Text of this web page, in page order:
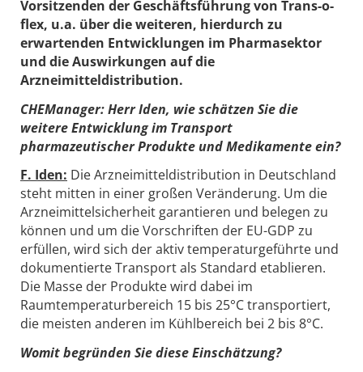
Vorsitzenden der Geschäftsführung von Trans-o-
flex, u.a. über die weiteren, hierdurch zu
erwartenden Entwicklungen im Pharmasektor
und die Auswirkungen auf die
Arzneimitteldistribution.
CHEManager: Herr Iden, wie schätzen Sie die
weitere Entwicklung im Transport
pharmazeutischer Produkte und Medikamente ein?
F. Iden: Die Arzneimitteldistribution in Deutschland
steht mitten in einer großen Veränderung. Um die
Arzneimittelsicherheit garantieren und belegen zu
können und um die Vorschriften der EU-GDP zu
erfüllen, wird sich der aktiv temperaturgeführte und
dokumentierte Transport als Standard etablieren.
Die Masse der Produkte wird dabei im
Raumtemperaturbereich 15 bis 25°C transportiert,
die meisten anderen im Kühlbereich bei 2 bis 8°C.
Womit begründen Sie diese Einschätzung?